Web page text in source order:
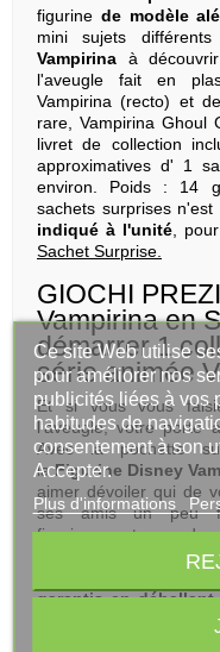
figurine de modèle
mini sujets
Vampirina à
l'aveugle fait en
Vampirina (recto) et
rare, Vampirina Ghoul
livret de collection
approximatives d' 1
environ. Poids : 14
sachets surprises
indiqué à l'unité,
Sachet Surprise.
GIOCHI
Vampirina en
démarrer 1
série animée
Et si vous vous
l'aveugle, votre porte
Avec la pochette
laFigurine Disney
aimer dévoiler qui de
ses amis un peu
figurine contenue
l'univers incroyable
garantis en
de
Ce site Web utilise
pour améliorer nos
publicités liées à vos
habitudes de
consentement à son
Accepter.
Plus d'informations